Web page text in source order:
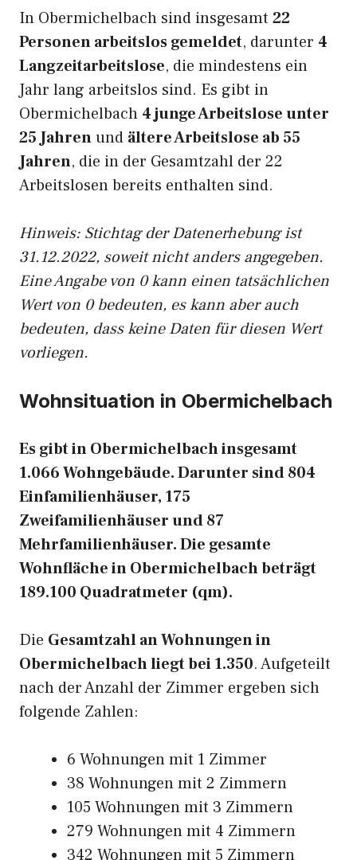
In Obermichelbach sind insgesamt 22
Personen arbeitslos gemeldet, darunter 4
Langzeitarbeitslose, die mindestens ein
Jahr lang arbeitslos sind. Es gibt in
Obermichelbach 4 junge Arbeitslose unter
25 Jahrenund ältere Arbeitslose ab 55
Jahren, die in der Gesamtzahl der 22
Arbeitslosen bereits enthalten sind.
Hinweis: Stichtag der Datenerhebung ist
31.12.2022, soweit nicht anders angegeben.
Eine Angabe von 0 kann einen tatsächlichen
Wert von 0 bedeuten, es kann aber auch
bedeuten, dass keine Daten für diesen Wert
vorliegen.
Wohnsituation in Obermichelbach
Es gibt in Obermichelbach insgesamt
1.066 Wohngebäude. Darunter sind 804
Einfamilienhäuser, 175
Zweifamilienhäuser und 87
Mehrfamilienhäuser. Die gesamte
Wohnfläche in Obermichelbach beträgt
189.100 Quadratmeter (qm).
Die Gesamtzahl an Wohnungen in
Obermichelbach liegt bei 1.350. Aufgeteilt
nach der Anzahl der Zimmer ergeben sich
folgende Zahlen:
6 Wohnungen mit 1 Zimmer
38 Wohnungen mit 2 Zimmern
105 Wohnungen mit 3 Zimmern
279 Wohnungen mit 4 Zimmern
342 Wohnungen mit 5 Zimmern